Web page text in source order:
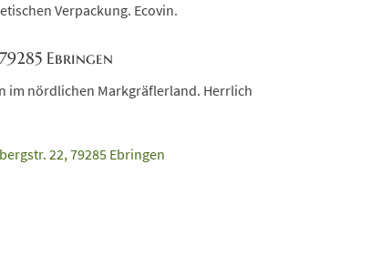
Verpackung. Ecovin.
Ebringen
im nördlichen Markgräflerland. Herrlich
22, 79285 Ebringen